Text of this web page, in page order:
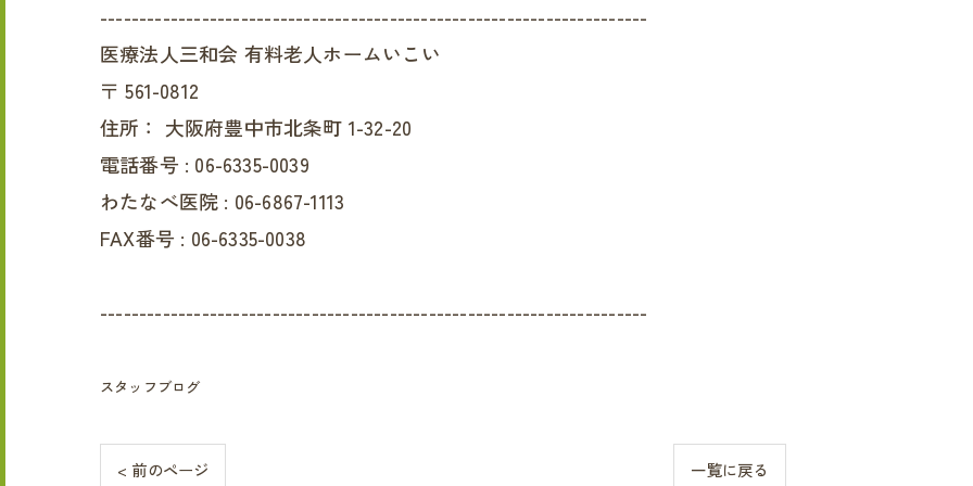
----------------------------------------------------------------------
医療法人三和会 有料老人ホームいこい
〒561-0812
住所： 大阪府豊中市北条町 1-32-20
電話番号 : 06-6335-0039
わたなべ医院 : 06-6867-1113
FAX番号 : 06-6335-0038
----------------------------------------------------------------------
スタッフブログ
< 前のページ 一覧に戻る